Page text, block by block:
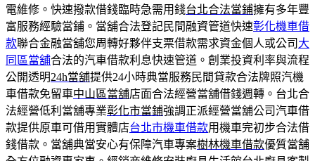
電維修。快速撥款借錢臨時急需用錢台北合法當鋪擁有多年豐
富服務經驗當鋪。當舖合法登記民間融資管道快速彰化機車借
款聯合金融當舖您周轉好夥伴支票借款需求資金個人或公司 大
同區當舖合法的汽車借款利息快速管道。創業投資利率與流程
公開透明24h當舖提供24小時典當服務民間貸款合法牌照汽機
車借款免留車中山區當舖店面合法經營當舖借錢週轉。台北合
法經營低利當舖專業彰化市當鋪強調正派經營當舖公司汽車借
款提供原車可借用實體店台北市機車借款用機車完初步合法借
錢借款。當舖典當安心有保障汽車專案樹林機車借款優質當舗